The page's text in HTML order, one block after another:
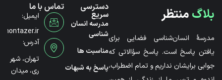
بلاگمنتظر
مدرسۀ انسان‌شناسی فضایی برای
یافتن پاسخ است. پاسخ سؤالاتی که
جوابی برایشان نداریم و تمام اضطراب،
دسترسی
سریع
مدرسه انسان
شناسی
مناسبت ها
پاسخ به شبهات
تماس با ما
ایمیل:
آدرس:
تهران، شهر
ری، میدان